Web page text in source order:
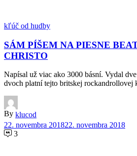
kľúč od hudby
SÁM PÍŠEM NA PIESNE
CHRISTO
Napísal už viac ako 3000 básní. Vydal
dvoch platní tejto britskej
By klucod
22. novembra 201822. novembra 2018
3